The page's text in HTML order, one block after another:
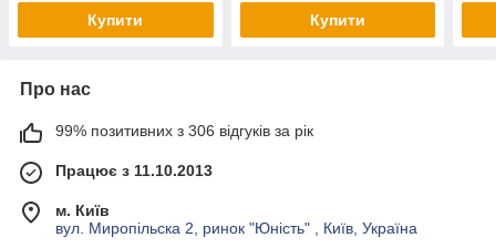
Купити Купити
Про нас
99% позитивних з 306 відгуків за рік
Працює з 11.10.2013
м. Київ
вул. Миропільска 2, ринок "Юність" , Київ, Україна